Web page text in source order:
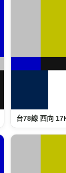
台78線 西向